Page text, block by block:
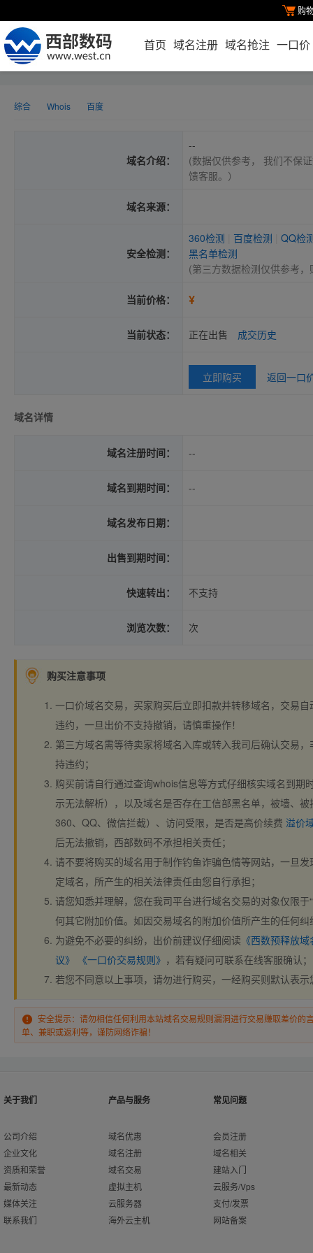
购
首页 域名注册 域名抢注 一口价
综合 Whois 百度
域名介绍：
--
(数据仅供参考， 我们不保
馈客服。）
域名来源：
安全检测：
360检测 百度检测
QQ检
黑名单检测
(第三方数据检测仅供参考
当前价格： ¥
当前状态： 正在出售 成交历史
立即购买 返回一口
域名详情
域名注册时间： --
域名到期时间： --
域名发布日期：
出售到期时间：
快速转出： 不支持
浏览次数： 次
购买注意事项
一口价域名交易，买家购买后立即扣款并转移域名，交易
违约，一旦出价不支持撤销，请慎重操作！
第三方域名需等待卖家将域名入库或转入我司后确认交易
持违约；
购买前请自行通过查询whois信息等方式仔细核实域名到期
示无法解析），以及域名是否存在工信部黑名单，被墙、
360、QQ、微信拦截）、访问受限，是否是高价续费 溢价
后无法撤销，西部数码不承担相关责任；
请不要将购买的域名用于制作钓鱼诈骗色情等网站，一旦
定域名，所产生的相关法律责任由您自行承担；
请您知悉并理解，您在我司平台进行域名交易的对象仅限于
何其它附加价值。如因交易域名的附加价值所产生的任何
为避免不必要的纠纷，出价前建议仔细阅读 《西数预释放
议》
《一口价交易规则》 ，若有疑问可联系在线客服确认；
若您不同意以上事项，请勿进行购买，一经购买则默认表
安全提示：请勿相信任何利用本站域名交易规则漏洞进行交易赚取差价的
单、兼职或返利等，谨防网络诈骗！
关于我们
公司介绍
企业文化
资质和荣誉
最新动态
媒体关注
联系我们
产品与服务
域名优惠
域名注册
域名交易
虚拟主机
云服务器
海外云主机
常见问题
会员注册
域名相关
建站入门
云服务/Vps
支付/发票
网站备案